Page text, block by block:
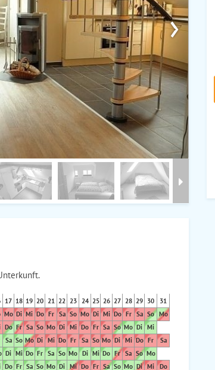
›
17 18 19 20 21 22 23 24 25 26 27 28 29 30
31
Mo Di Mi Do Fr Sa So Mo Di Mi Do Fr Sa So Mo
Do Fr Sa So Mo Di Mi Do Fr Sa So Mo Di Mi
Sa So Mo Di Mi Do Fr Sa So Mo Di Mi Do Fr
Sa
Di Mi Do Fr Sa So Mo Di Mi Do Fr Sa So Mo
Do Fr Sa So Mo Di Mi Do Fr Sa So Mo Di Mi Do